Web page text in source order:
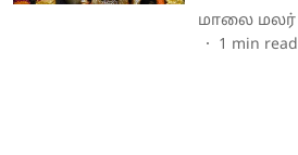
மாலை மலர்
1 min read